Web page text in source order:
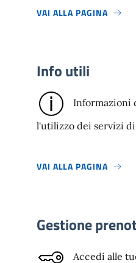
VAI ALLA PAGINA
Info utili
Informazioni
l'utilizzo dei servizi
VAI ALLA PAGINA
Gestione
Accedi alle